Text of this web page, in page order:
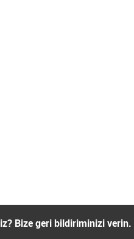
Bize geri bildiriminizi verin.